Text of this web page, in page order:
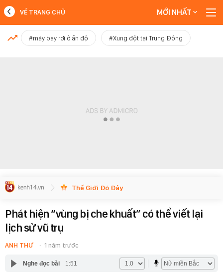
MỚI NHẤT
VỀ TRANG CHỦ MỚI NHẤT
#máy bay rơi ở ấn độ #Xung đột tại Trung Đông
Thế Giới Đó Đây
Phát hiện “vùng bị che khuất” có thể viết lại
lịch sử vũ trụ
ANH THƯ 1 năm trước
Nghe đọc bài 1:51